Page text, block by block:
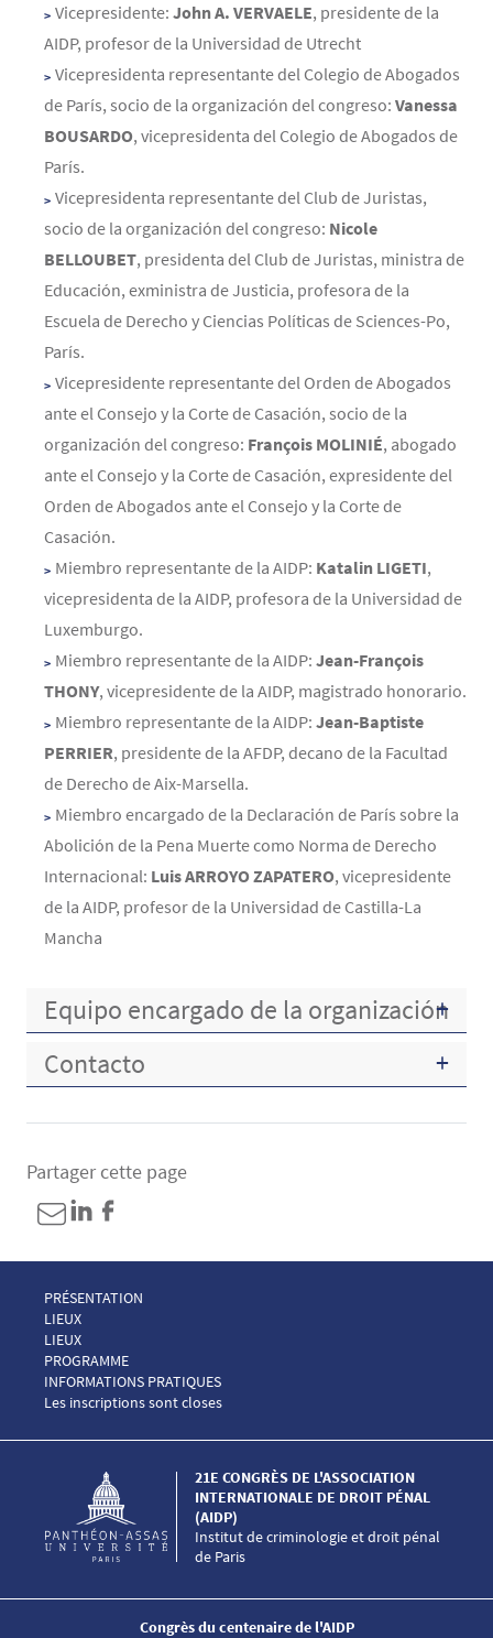
Vicepresidente: John A. VERVAELE, presidente de la
AIDP, profesor de la Universidad de Utrecht
Vicepresidenta representante del Colegio de Abogados
de París, socio de la organización del congreso: Vanessa
BOUSARDO, vicepresidenta del Colegio de Abogados de
París.
Vicepresidenta representante del Club de Juristas,
socio de la organización del congreso: Nicole
BELLOUBET, presidenta del Club de Juristas, ministra de
Educación, exministra de Justicia, profesora de la
Escuela de Derecho y Ciencias Políticas de Sciences-Po,
París.
Vicepresidente representante del Orden de Abogados
ante el Consejo y la Corte de Casación, socio de la
organización del congreso: François MOLINIÉ, abogado
ante el Consejo y la Corte de Casación, expresidente del
Orden de Abogados ante el Consejo y la Corte de
Casación.
Miembro representante de la AIDP: Katalin LIGETI,
vicepresidenta de la AIDP, profesora de la Universidad de
Luxemburgo.
Miembro representante de la AIDP: Jean-François
THONY, vicepresidente de la AIDP, magistrado honorario.
Miembro representante de la AIDP: Jean-Baptiste
PERRIER, presidente de la AFDP, decano de la Facultad
de Derecho de Aix-Marsella.
Miembro encargado de la Declaración de París sobre la
Abolición de la Pena Muerte como Norma de Derecho
Internacional: Luis ARROYO ZAPATERO, vicepresidente
de la AIDP, profesor de la Universidad de Castilla-La
Mancha
Equipo encargado de la organización
Contacto
Partager cette page
Menu Footer Congrès AIDP 1
PRÉSENTATION
Menu Footer Congrès AIDP 2
LIEUX
Menu Footer Congrès AIDP 2 EN
LIEUX
Menu Footer Congrès AIDP 3
PROGRAMME
Menu Footer Congrès AIDP 4
INFORMATIONS PRATIQUES
Menu Footer Congrès AIDP 5
Les inscriptions sont closes
Institut de criminologie et droit pénal
de Paris
21E CONGRÈS DE L'ASSOCIATION
INTERNATIONALE DE DROIT PÉNAL
(AIDP)
Congrès du centenaire de l'AIDP